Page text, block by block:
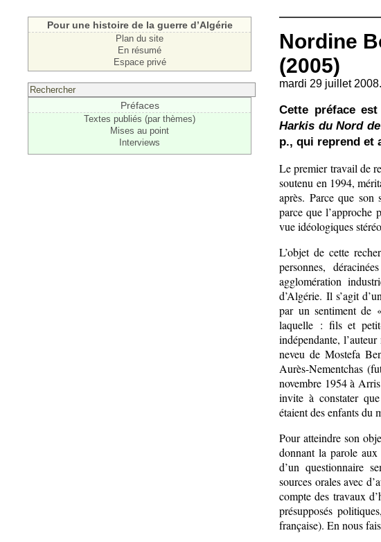
Pour une histoire de la guerre d’Algérie
Plan du site
En résumé
Espace privé
Préfaces
Textes publiés (par thèmes)
Mises au point
Interviews
Nordine
(2005)
mardi 29 juillet 2008.
Cette préface
Harkis du Nord
p., qui reprend et
Le premier travail de
soutenu en 1994,
après. Parce que son
parce que l’approche
vue idéologiques
L’objet de cette
personnes,
agglomération
d’Algérie. Il s’agit
par un sentiment de
laquelle : fils et
indépendante,
neveu de Mostefa
Aurès-Nementchas
novembre 1954 à
invite à constater
étaient des enfants du
Pour atteindre son
donnant la parole aux
d’un questionnaire
sources orales avec
compte des travaux
présupposés
française). En nous